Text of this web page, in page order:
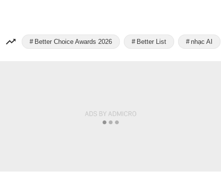
Better Choice Awards 2026 Better List nhạc AI